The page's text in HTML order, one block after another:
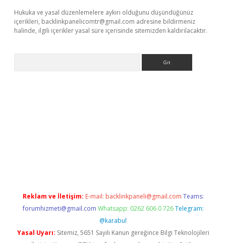
Hukuka ve yasal düzenlemelere aykırı olduğunu düşündüğünüz
içerikleri, backlinkpanelicomtr@gmail.com adresine bildirmeniz
halinde, ilgili içerikler yasal süre içerisinde sitemizden kaldırılacaktır.
Reklam ve İletişim: E-mail: backlinkpaneli@gmail.com Teams:
forumhizmeti@gmail.com Whatsapp: 0262 606 0 726 Telegram:
@karabul
Yasal Uyarı: Sitemiz, 5651 Sayılı Kanun gereğince Bilgi Teknolojileri